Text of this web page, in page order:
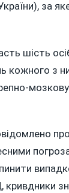
за
шість
кожного з
про